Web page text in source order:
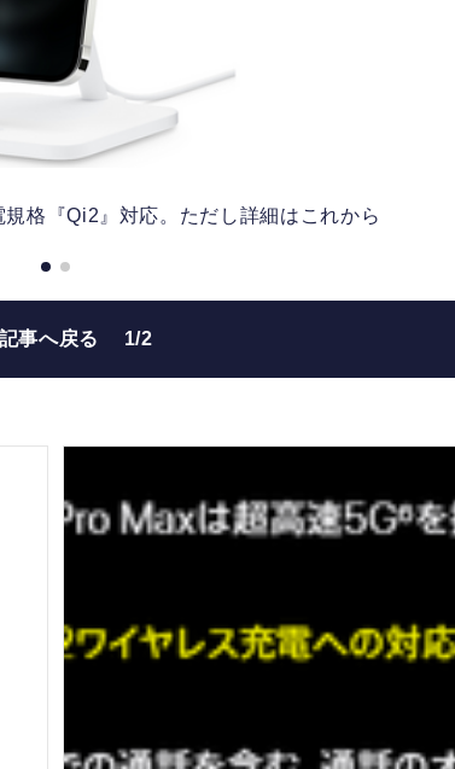
格『Qi2』対応。ただし詳細はこれから
事へ戻る 1/2